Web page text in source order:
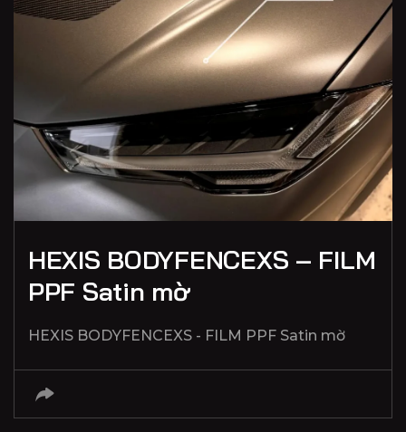
HEXIS BODYFENCEXS – FILM
PPF Satin mờ
HEXIS BODYFENCEXS - FILM PPF Satin mờ